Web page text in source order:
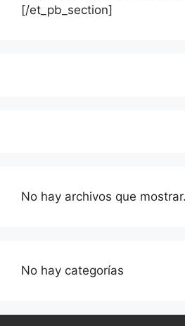
[/et_pb_section]
No hay archivos que mostrar.
No hay categorías